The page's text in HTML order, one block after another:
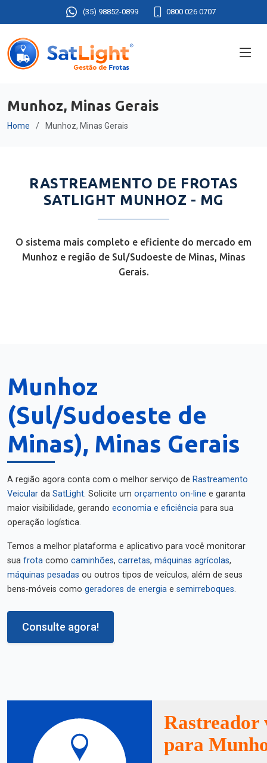
(35) 98852-0899 0800 026 0707
Munhoz, Minas Gerais
Home Munhoz, Minas Gerais
RASTREAMENTO DE FROTAS
SATLIGHT MUNHOZ - MG
O sistema mais completo e eficiente do mercado em
Munhoz e região de Sul/Sudoeste de Minas, Minas
Gerais.
Munhoz
(Sul/Sudoeste de
Minas), Minas Gerais
A região agora conta com o melhor serviço de Rastreamento
Veicular da SatLight. Solicite um orçamento on-line e garanta
maior visibilidade, gerando economia e eficiência para sua
operação logística.
Temos a melhor plataforma e aplicativo para você monitorar
sua frota como caminhões, carretas, máquinas agrícolas,
máquinas pesadas ou outros tipos de veículos, além de seus
bens-móveis como geradores de energia e semirreboques.
Consulte agora!
Rastreador
para